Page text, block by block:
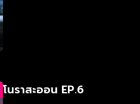
โนราสะออน EP.6